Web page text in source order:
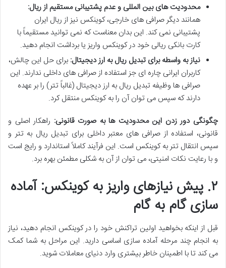
محدودیت های بین المللی و عدم پشتیبانی مستقیم از ریال:
همانند دیگر صرافی های خارجی، کوینکس نیز از ریال ایران
پشتیبانی نمی کند. این بدان معناست که نمی توانید مستقیماً با
کارت بانکی ریالی خود در کوینکس واریز یا برداشت انجام دهید.
نیاز به واسطه برای تبدیل ریال به ارز دیجیتال: برای حل این چالش،
کاربران ایرانی چاره ای جز استفاده از صرافی های داخلی ندارند. این
صرافی ها وظیفه تبدیل ریال به ارز دیجیتال (غالباً تتر) را بر عهده
دارند که سپس می توان آن را به کوینکس منتقل کرد.
چگونگی دور زدن این محدودیت ها به صورت قانونی: راهکار اصلی و
قانونی، استفاده از صرافی های معتبر داخلی برای تبدیل ریال به تتر و
سپس انتقال تتر به کوینکس است. این فرآیند کاملاً استاندارد و رایج است
و با رعایت نکات امنیتی، می توان از آن به شکلی مطمئن بهره برد.
۲. پیش نیازهای واریز به کوینکس: آماده
سازی گام به گام
قبل از اینکه بخواهید اولین تراکنش خود را در کوینکس انجام دهید، نیاز
به انجام چند مرحله آماده سازی اساسی دارید. این مراحل به شما کمک
می کند تا با اطمینان خاطر بیشتری وارد دنیای معاملات شوید.